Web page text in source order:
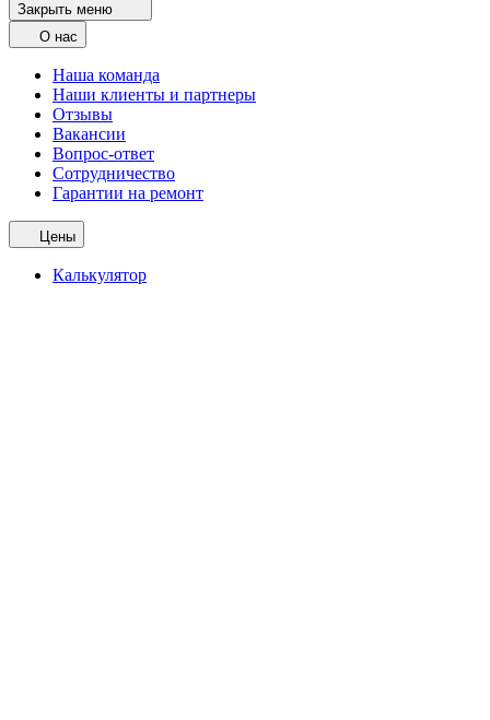
Закрыть меню
О нас
Наша команда
Наши клиенты и партнеры
Отзывы
Вакансии
Вопрос-ответ
Сотрудничество
Гарантии на ремонт
Цены
Калькулятор